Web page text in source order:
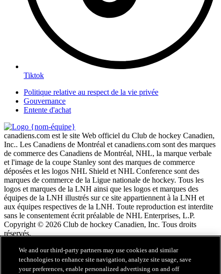
Tiktok
Politique relative au respect de la vie privée
Gouvernance
Entente d'achat
canadiens.com est le site Web officiel du Club de hockey Canadien,
Inc.. Les Canadiens de Montréal et canadiens.com sont des marques
de commerce des Canadiens de Montréal, NHL, la marque verbale
et l'image de la coupe Stanley sont des marques de commerce
déposées et les logos NHL Shield et NHL Conference sont des
marques de commerce de la Ligue nationale de hockey. Tous les
logos et marques de la LNH ainsi que les logos et marques des
équipes de la LNH illustrés sur ce site appartiennent à la LNH et
aux équipes respectives de la LNH. Toute reproduction est interdite
sans le consentement écrit préalable de NHL Enterprises, L.P.
Copyright © 2026 Club de hockey Canadien, Inc. Tous droits
réservés.
Conditions d'utilisation de LNH.com
Politique en matière de protection des renseignements
We and our third-party partners may use cookies and similar
technologies to enhance site navigation, analyze site usage, save
your preferences, enable personalized advertising on and off